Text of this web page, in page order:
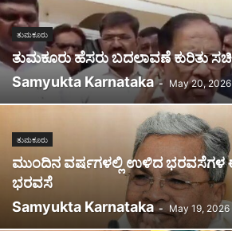
ತುಮಕೂರು
ತುಮಕೂರು ಹೆಸರು ಬದಲಾವಣೆ ಕುರಿತು
Samyukta Karnataka - May 20, 2026
ತುಮಕೂರು
ಮುಂದಿನ ವರ್ಷಗಳಲ್ಲಿ ಉಳಿದ ಭರವಸೆಗಳ
ಭರವಸೆ
Samyukta Karnataka - May 19, 2026